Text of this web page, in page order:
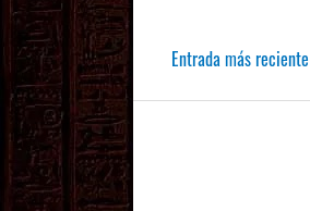
Entrada más reciente